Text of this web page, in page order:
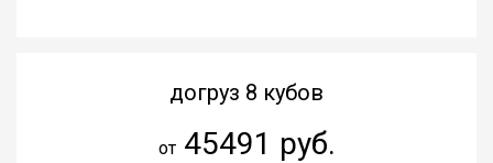
догруз 8 кубов
от45491 руб.